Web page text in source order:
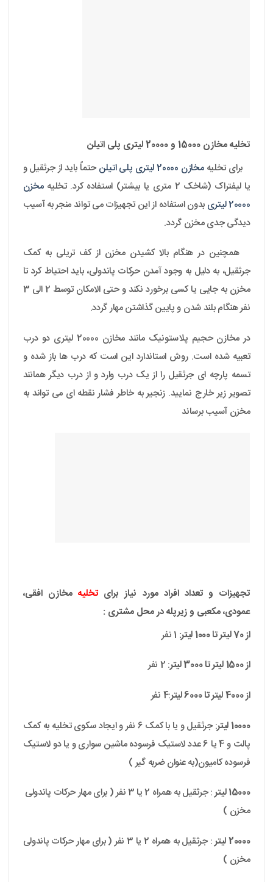
تخلیه مخازن 15000 و 20000 لیتری پلی اتیلن
برای تخلیهمخازن 20000 لیتری پلی اتیلن
حتماً باید از جرثقیل و
یا لیفتراک (شاخک 2 متری یا بیشتر) استفاده کرد. تخلیه
مخزن
20000 لیتری
بدون استفاده از این تجهیزات می تواند منجر به آسیب
دیدگی جدی مخزن گردد.
همچنین در هنگام بالا کشیدن مخزن از کف تریلی به کمک
جرثقیل، به دلیل به وجود آمدن حرکات پاندولی، باید احتیاط کرد تا
مخزن به جایی یا کسی برخورد نکند و حتی الامکان توسط 2 الی 3
نفر هنگام بلند شدن و پایین گذاشتن مهار گردد.
در مخازن حجیم پلاستونیک مانند مخازن 20000 لیتری دو درب
تعبیه شده است. روش استاندارد این است که درب ها باز شده و
تسمه پارچه ای جرثقیل را از یک درب وارد و از درب دیگر همانند
تصویر زیر خارج نمایید. زنجیر به خاطر فشار نقطه ای می تواند به
مخزن آسیب برساند
تجهیزات و تعداد افراد مورد نیاز برای تخلیهمخازن افقی،
عمودی، مکعبی و زیرپله در محل مشتری :
از 70 لیتر تا 1000 لیتر:
1 نفر
از 1500 لیتر تا 3000 لیتر
: 2 نفر
از 4000 لیتر تا 6000 لیتر
:4 نفر
10000 لیتر
: جرثقیل و یا با کمک 6 نفر و ایجاد سکوی تخلیه به کمک
پالت و 4 یا 6 عدد لاستیک فرسوده ماشین سواری و یا دو لاستیک
فرسوده کامیون(به عنوان ضربه گیر )
15000 لیتر
: جرثقیل به همراه 2 یا 3 نفر ( برای مهار حرکات پاندولی
مخزن )
20000 لیتر
: جرثقیل به همراه 2 یا 3 نفر ( برای مهار حرکات پاندولی
مخزن )